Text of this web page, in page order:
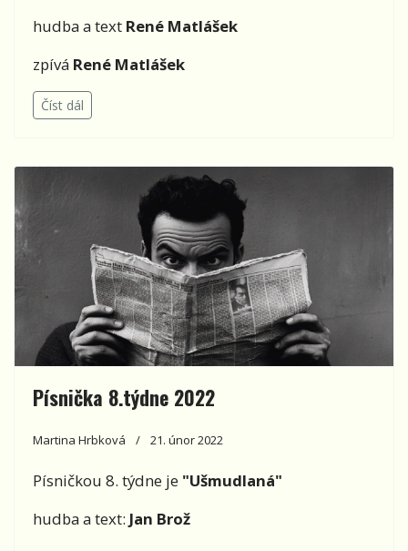
hudba a text René Matlášek
zpívá René Matlášek
Číst dál
Písnička 8.týdne 2022
Martina Hrbková 21. únor 2022
Písničkou 8. týdne je "Ušmudlaná"
hudba a text: Jan Brož